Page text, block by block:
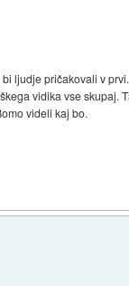
ljudje pričakovali v
vidika vse
videli kaj bo.